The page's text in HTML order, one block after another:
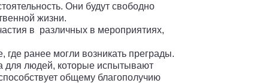
Они будут свободно
жизни.
в различных в мероприятиях,
ранее могли возникать преграды.
для людей, которые испытывают
общему благополучию